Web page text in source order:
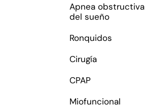
Apnea obstructiva
del sueño
Ronquidos
Cirugía
CPAP
Miofuncional